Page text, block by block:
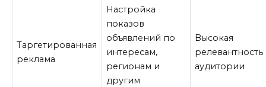
Таргетированная
реклама
Настройка
показов
объявлений по
интересам,
регионам и
другим
Высокая
релевантность
аудитории